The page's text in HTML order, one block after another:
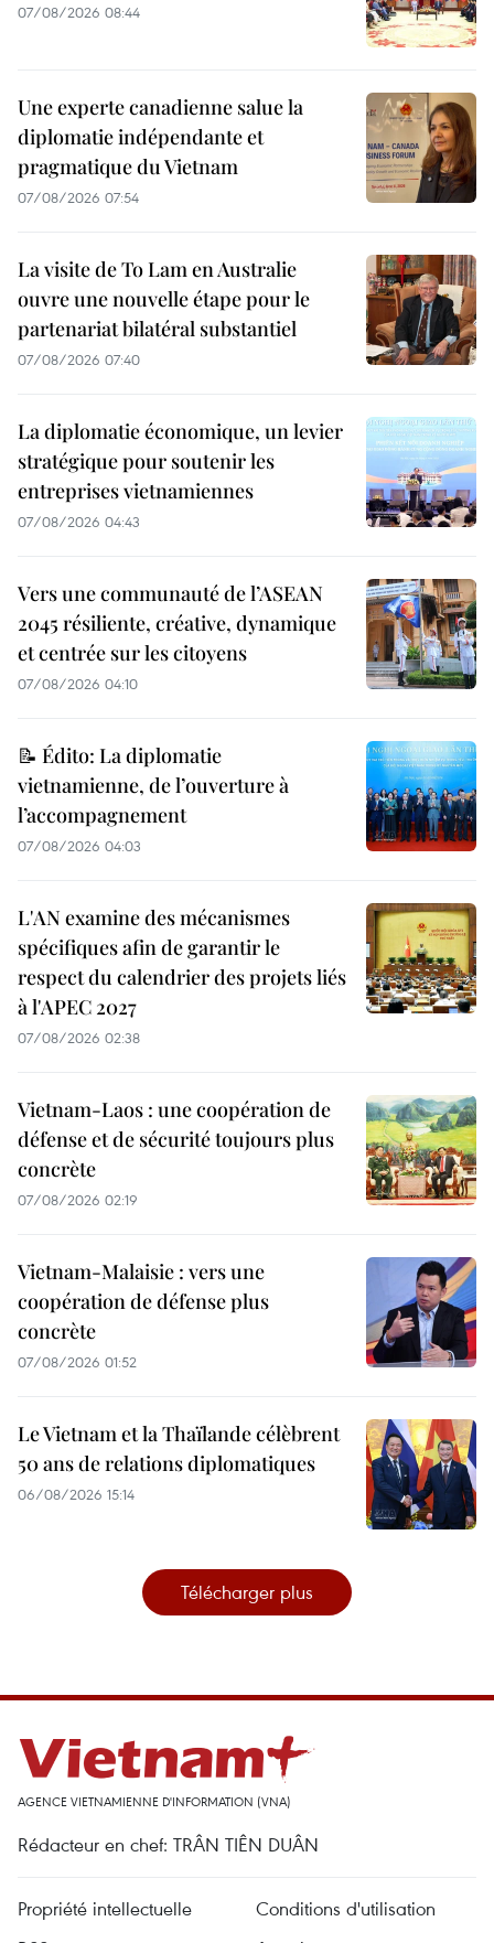
07/08/2026 08:44
Une experte canadienne salue la
diplomatie indépendante et
pragmatique du Vietnam
07/08/2026 07:54
La visite de To Lam en Australie
ouvre une nouvelle étape pour le
partenariat bilatéral substantiel
07/08/2026 07:40
La diplomatie économique, un levier
stratégique pour soutenir les
entreprises vietnamiennes
07/08/2026 04:43
Vers une communauté de l’ASEAN
2045 résiliente, créative, dynamique
et centrée sur les citoyens
07/08/2026 04:10
📝 Édito: La diplomatie
vietnamienne, de l’ouverture à
l’accompagnement
07/08/2026 04:03
L'AN examine des mécanismes
spécifiques afin de garantir le
respect du calendrier des projets liés
à l'APEC 2027
07/08/2026 02:38
Vietnam-Laos : une coopération de
défense et de sécurité toujours plus
concrète
07/08/2026 02:19
Vietnam-Malaisie : vers une
coopération de défense plus
concrète
07/08/2026 01:52
Le Vietnam et la Thaïlande célèbrent
50 ans de relations diplomatiques
06/08/2026 15:14
Télécharger plus
AGENCE VIETNAMIENNE D'INFORMATION (VNA)
Rédacteur en chef: TRÂN TIÊN DUÂN
Propriété intellectuelle
Conditions d'utilisation